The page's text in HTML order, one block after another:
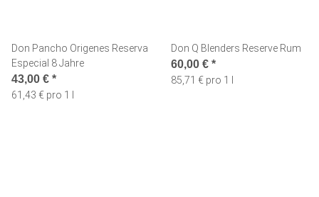
Don Pancho Origenes Reserva
Especial 8 Jahre
43,00 € *
61,43 € pro 1 l
Don Q Blenders Reserve Rum
60,00 € *
85,71 € pro 1 l